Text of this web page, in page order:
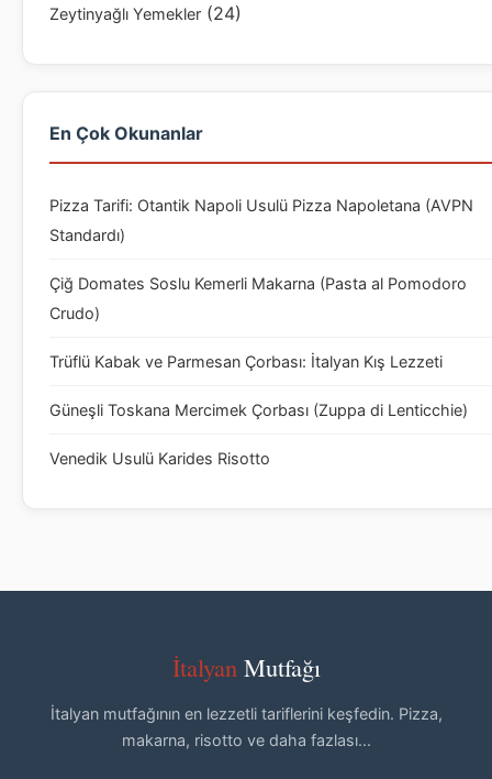
Zeytinyağlı Yemekler (24)
En Çok Okunanlar
Pizza Tarifi: Otantik Napoli Usulü Pizza Napoletana (AVPN
Standardı)
Çiğ Domates Soslu Kemerli Makarna (Pasta al Pomodoro
Crudo)
Trüflü Kabak ve Parmesan Çorbası: İtalyan Kış Lezzeti
Güneşli Toskana Mercimek Çorbası (Zuppa di Lenticchie)
Venedik Usulü Karides Risotto
İtalyan Mutfağı
İtalyan mutfağının en lezzetli tariflerini keşfedin. Pizza,
makarna, risotto ve daha fazlası...